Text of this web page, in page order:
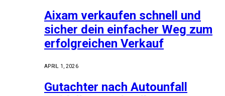
Aixam verkaufen schnell und
sicher dein einfacher Weg zum
erfolgreichen Verkauf
APRIL 1, 2026
Gutachter nach Autounfall